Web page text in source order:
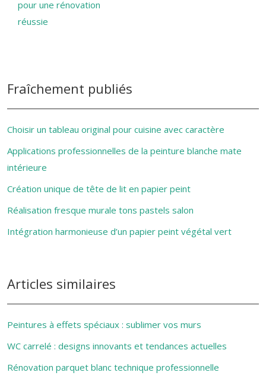
pour une rénovation
réussie
Fraîchement publiés
Choisir un tableau original pour cuisine avec caractère
Applications professionnelles de la peinture blanche mate
intérieure
Création unique de tête de lit en papier peint
Réalisation fresque murale tons pastels salon
Intégration harmonieuse d’un papier peint végétal vert
Articles similaires
Peintures à effets spéciaux : sublimer vos murs
WC carrelé : designs innovants et tendances actuelles
Rénovation parquet blanc technique professionnelle